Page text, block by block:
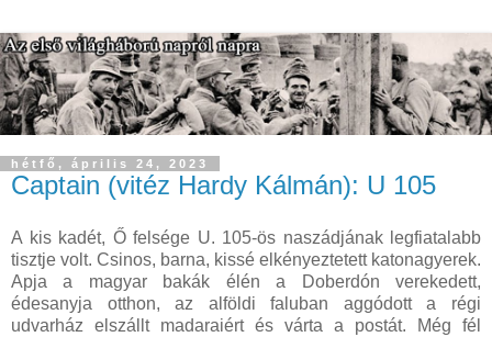
hétfő, április 24, 2023
Captain (vitéz Hardy Kálmán): U 105
A kis kadét, Ő felsége U. 105-ös naszádjának legfiatalabb
tisztje volt. Csinos, barna, kissé elkényeztetett katonagyerek.
Apja a magyar bakák élén a Doberdón verekedett,
édesanyja otthon, az alföldi faluban aggódott a régi
udvarház elszállt madaraiért és várta a postát. Még fél